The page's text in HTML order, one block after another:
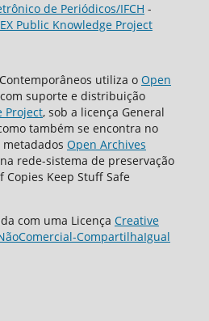
de Periódicos/IFCH -
Public Knowledge Project
utiliza o Open
com suporte e distribuição
Project, sob a licença General
também se encontra no
Open Archives
rede-sistema de preservação
Keep Stuff Safe
com uma Licença Creative
CompartilhaIgual